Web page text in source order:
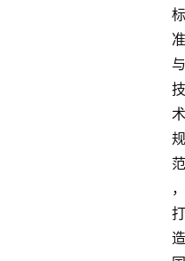
标
准
与
技
术
规
范
，
打
造